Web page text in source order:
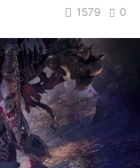
0
1579